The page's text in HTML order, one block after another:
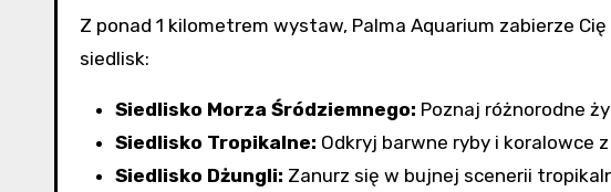
Z ponad 1 kilometrem wystaw, Palma Aquarium zabierze
siedlisk:
Siedlisko Morza Śródziemnego: Poznaj różnorodne
Siedlisko Tropikalne: Odkryj barwne ryby i koralowce
Siedlisko Dżungli: Zanurz się w bujnej scenerii